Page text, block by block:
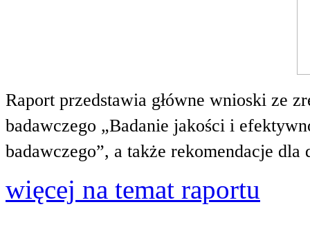
Raport przedstawia główne wnioski ze
badawczego „Badanie jakości i
badawczego”, a także rekomendacje
więcej na temat raportu